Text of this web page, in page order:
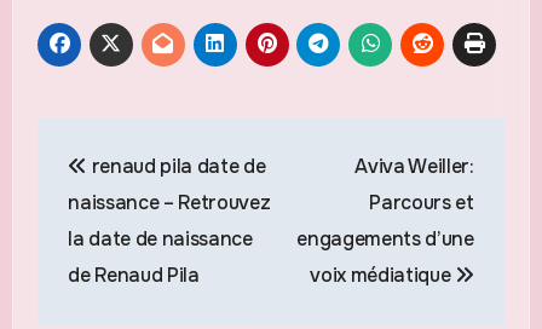
de
l’article
renaud pila date de
naissance – Retrouvez
la date de naissance
de Renaud Pila
Aviva Weiller:
Parcours et
engagements d’une
voix médiatique